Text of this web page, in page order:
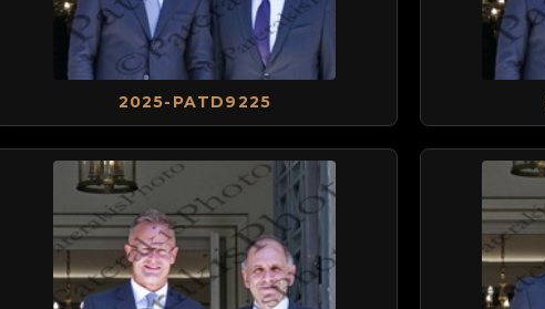
2025-PATD9225